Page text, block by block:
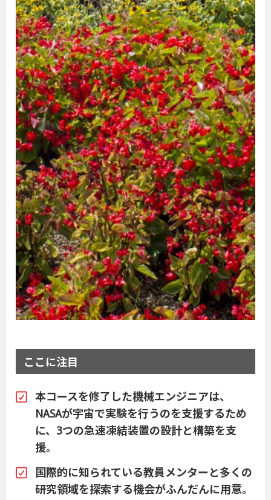
ここに注目
本コースを修了した機械エンジニアは、
NASAが宇宙で実験を行うのを支援するため
に、3つの急速凍結装置の設計と構築を支
援。
国際的に知られている教員メンターと多くの
研究領域を探索する機会がふんだんに用意。